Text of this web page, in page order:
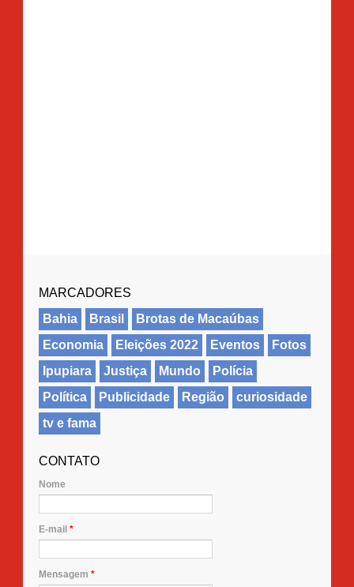
MARCADORES
Bahia
Brasil
Brotas de Macaúbas
Economia
Eleições 2022 Eventos
Fotos
Ipupiara
Justiça Mundo
Polícia
Política
Publicidade Região
curiosidade
tv e fama
CONTATO
Nome
E-mail *
Mensagem *